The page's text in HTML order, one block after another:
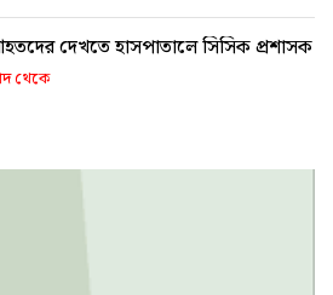
দেখতে হাসপাতালে সিসিক প্রশাসক
থেকে